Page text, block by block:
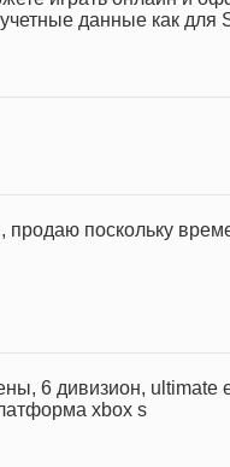
данные как для
продаю поскольку
6 дивизион, ultimate
xbox s